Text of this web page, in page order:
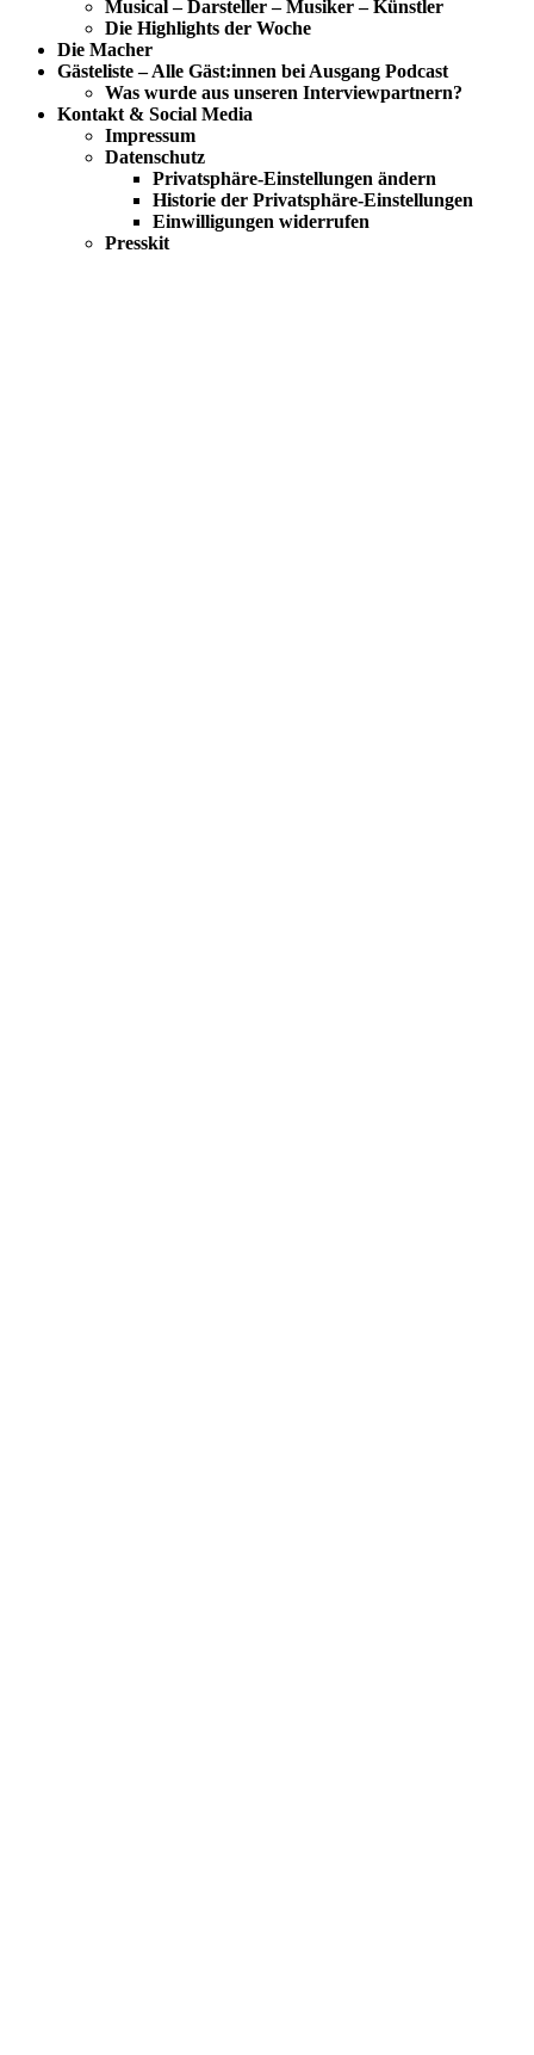
Musical – Darsteller – Musiker – Künstler
Die Highlights der Woche
Die Macher
Gästeliste – Alle Gäst:innen bei Ausgang Podcast
Was wurde aus unseren Interviewpartnern?
Kontakt & Social Media
Impressum
Datenschutz
Privatsphäre-Einstellungen ändern
Historie der Privatsphäre-Einstellungen
Einwilligungen widerrufen
Presskit